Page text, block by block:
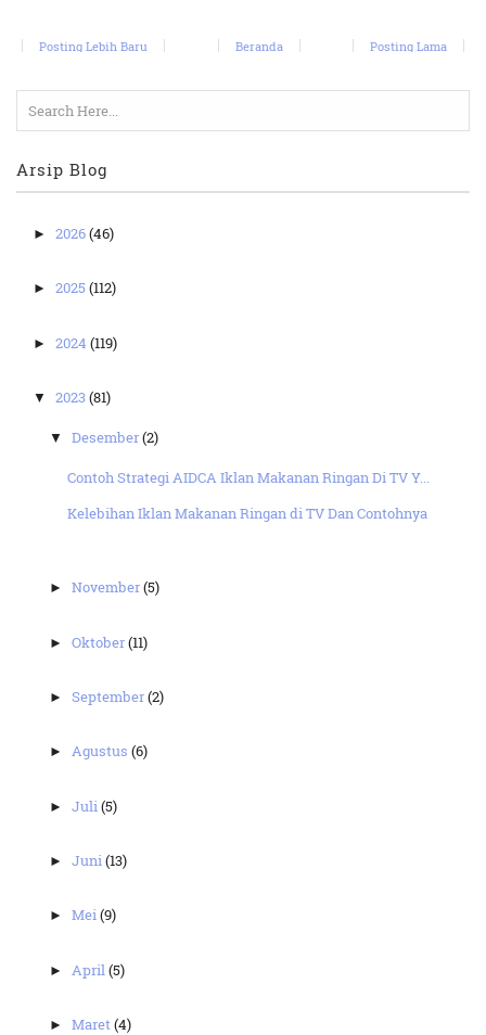
Posting Lebih Baru Posting Lama
Beranda
Arsip Blog
► 2026(46)
► 2025 (112)
► 2024 (119)
▼ 2023(81)
▼Desember(2)
Contoh Strategi AIDCA Iklan Makanan Ringan Di TV Y...
Kelebihan Iklan Makanan Ringan di TV Dan Contohnya
►November(5)
►Oktober(11)
►September(2)
►Agustus(6)
►Juli(5)
►Juni(13)
►Mei(9)
► April(5)
►Maret(4)